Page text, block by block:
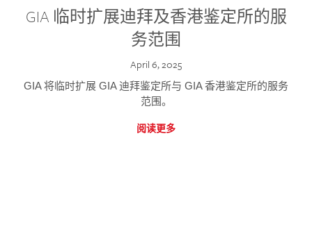
GIA 临时扩展迪拜及香港鉴定所的服
务范围
April 6, 2025
GIA 将临时扩展 GIA 迪拜鉴定所与 GIA 香港鉴定所的服务
范围。
阅读更多